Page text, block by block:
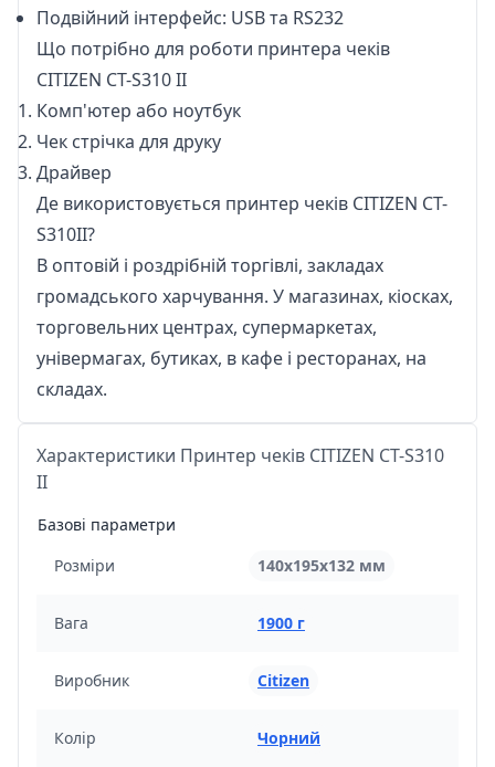
Подвійний інтерфейс: USB та RS232
Що потрібно для роботи принтера чеків
CITIZEN CT-S310 II
Комп'ютер або ноутбук
Чек стрічка для друку
Драйвер
Де використовується принтер чеків CITIZEN CT-
S310II?
В оптовій і роздрібній торгівлі, закладах
громадського харчування. У магазинах, кіосках,
торговельних центрах, супермаркетах,
універмагах, бутиках, в кафе і ресторанах, на
складах.
Характеристики Принтер чеків CITIZEN CT-S310
II
Базові параметри
Розміри
140х195х132 мм
Вага 1900 г
Виробник Citizen
Колір Чорний